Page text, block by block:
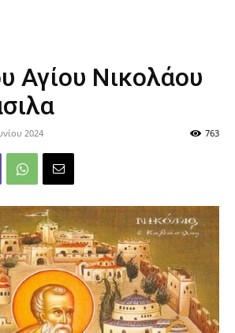
Αγίου Νικολάου
2024 763